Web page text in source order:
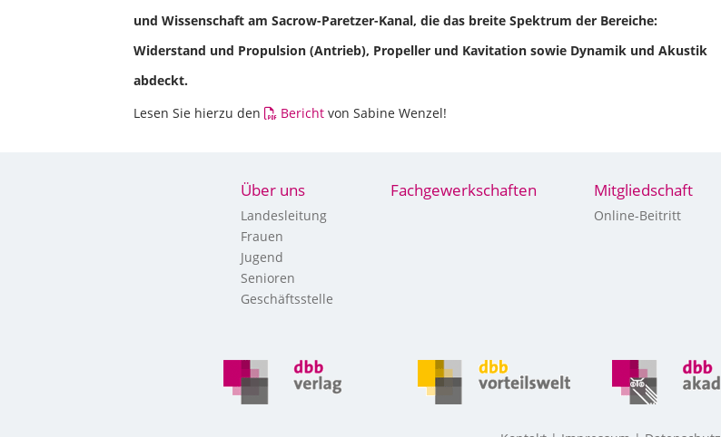
und Wissenschaft am Sacrow-Paretzer-Kanal, die das breite Spektrum der Bereiche:
Widerstand und Propulsion (Antrieb), Propeller und Kavitation sowie Dynamik und Akustik
abdeckt.
Lesen Sie hierzu den
Bericht von Sabine Wenzel!
Über uns
Landesleitung
Frauen
Jugend
Senioren
Geschäftsstelle
Fachgewerkschaften Mitgliedschaft
Online-Beitritt